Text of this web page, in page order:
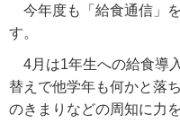
今年度も「給食通信」
す。
4月は1年生への給食導
替えで他学年も何かと落
のきまりなどの周知に力